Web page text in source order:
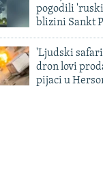
pogodili
blizini Sankt
'Ljudski
dron lovi
pijaci u